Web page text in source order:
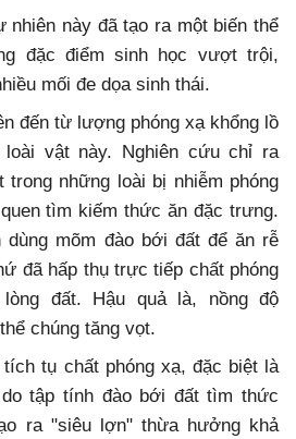
nhiên này đã tạo ra một biến thể
đặc điểm sinh học vượt trội,
mối đe dọa sinh thái.
đến từ lượng phóng xạ khổng lồ
vật này. Nghiên cứu chỉ ra
những loài bị nhiễm phóng
tìm kiếm thức ăn đặc trưng.
dùng mõm đào bới đất để ăn rễ
đã hấp thụ trực tiếp chất phóng
đất. Hậu quả là, nồng độ
chúng tăng vọt.
tụ chất phóng xạ, đặc biệt là
tập tính đào bới đất tìm thức
ra "siêu lợn" thừa hưởng khả